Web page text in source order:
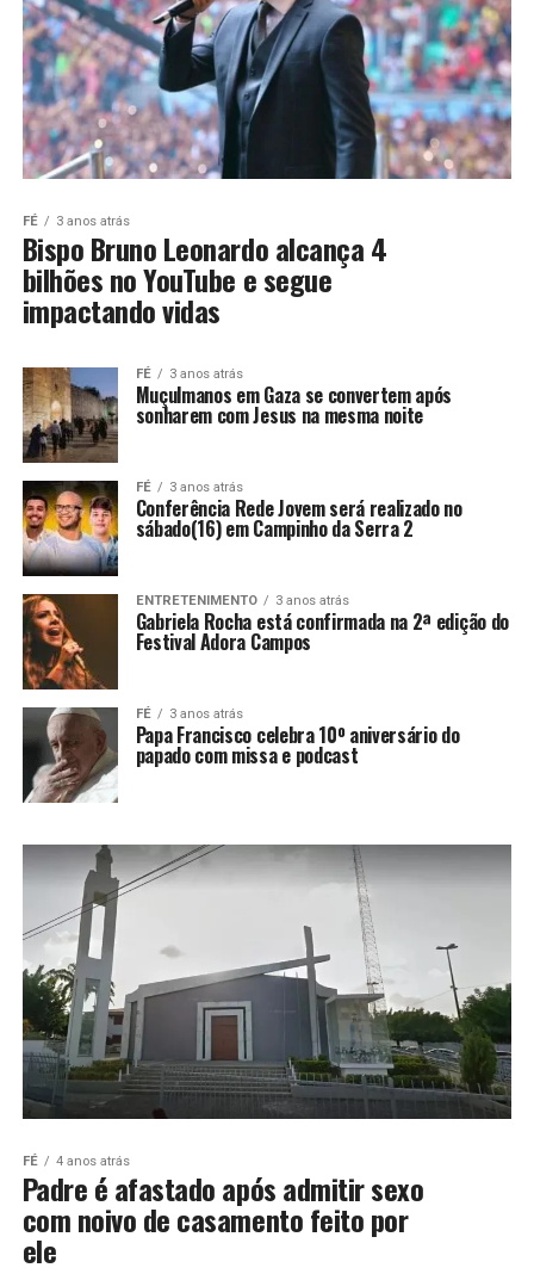
FÉ 3 anos atrás
Bispo Bruno Leonardo alcança 4
bilhões no YouTube e segue
impactando vidas
FÉ 3 anos atrás
Muçulmanos em Gaza se convertem após
sonharem com Jesus na mesma noite
FÉ 3 anos atrás
Conferência Rede Jovem será realizado no
sábado(16) em Campinho da Serra 2
ENTRETENIMENTO 3 anos atrás
Gabriela Rocha está confirmada na 2ª edição do
Festival Adora Campos
FÉ 3 anos atrás
Papa Francisco celebra 10º aniversário do
papado com missa e podcast
FÉ 4 anos atrás
Padre é afastado após admitir sexo
com noivo de casamento feito por
ele